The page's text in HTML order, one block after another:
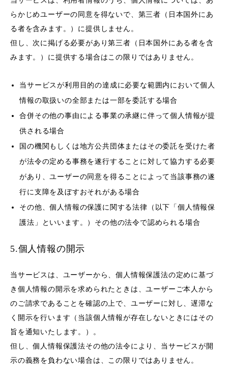
らかじめユーザーの同意を得ないで、第三者（日本国外にあ
る者を含みます。）に提供しません。
但し、次に掲げる必要があり第三者（日本国外にある者を含
みます。）に提供する場合はこの限りではありません。
当サービスが利用目的の達成に必要な範囲内において個人
情報の取扱いの全部または一部を委託する場合
合併その他の事由による事業の承継に伴って個人情報が提
供される場合
国の機関もしくは地方公共団体またはその委託を受けた者
が法令の定める事務を遂行することに対して協力する必要
があり、ユーザーの同意を得ることによって当該事務の遂
行に支障を及ぼすおそれがある場合
その他、個人情報の保護に関する法律（以下「個人情報保
護法」といいます。）その他の法令で認められる場合
5.個人情報の開示
当サービスは、ユーザーから、個人情報保護法の定めに基づ
き個人情報の開示を求められたときは、ユーザーご本人から
のご請求であることを確認の上で、ユーザーに対し、遅滞な
く開示を行います（当該個人情報が存在しないときにはその
旨を通知いたします。）。
但し、個人情報保護法その他の法令により、当サービスが開
示の義務を負わない場合は、この限りではありません。